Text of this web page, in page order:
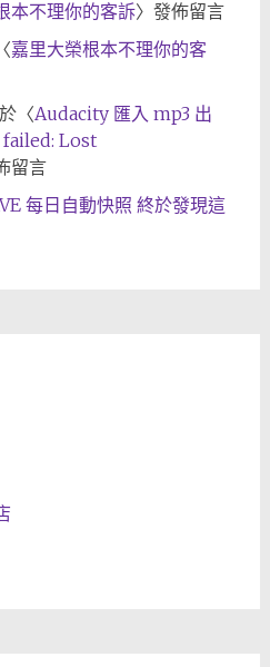
本不理你的客訴〉發佈留言
嘉里大榮根本不理你的客
〈Audacity 匯入 mp3 出
failed: Lost
留言
每日自動快照 終於發現這